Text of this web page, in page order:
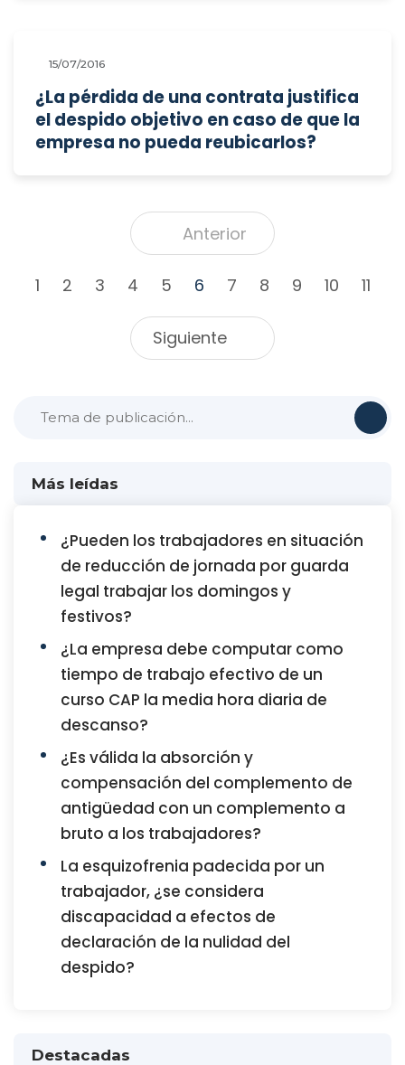
15/07/2016
¿La pérdida de una contrata justifica
el despido objetivo en caso de que la
empresa no pueda reubicarlos?
Anterior
1 2 3 4 5 6 7 8 9 10 11
Siguiente
Más leídas
¿Pueden los trabajadores en situación
de reducción de jornada por guarda
legal trabajar los domingos y
festivos?
¿La empresa debe computar como
tiempo de trabajo efectivo de un
curso CAP la media hora diaria de
descanso?
¿Es válida la absorción y
compensación del complemento de
antigüedad con un complemento a
bruto a los trabajadores?
La esquizofrenia padecida por un
trabajador, ¿se considera
discapacidad a efectos de
declaración de la nulidad del
despido?
Destacadas